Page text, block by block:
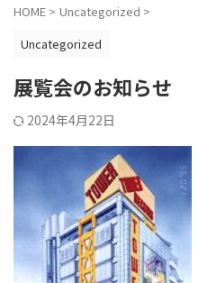
HOME > Uncategorized >
Uncategorized
展覧会のお知らせ
2024年4月22日